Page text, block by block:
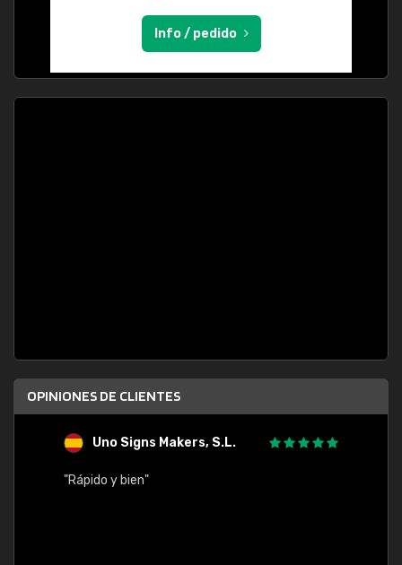
Info / pedido
OPINIONES DE CLIENTES
Uno Signs Makers, S.L.
"Rápido y bien"